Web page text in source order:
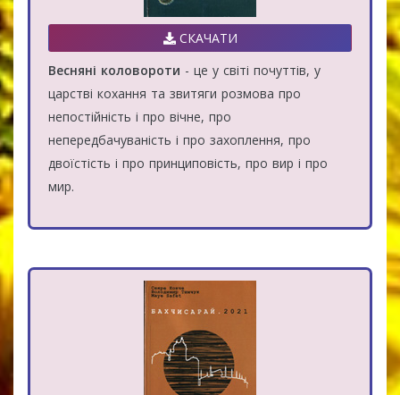
СКАЧАТИ
Весняні коловороти - це у світі почуттів, у
царстві кохання та звитяги розмова про
непостійність і про вічне, про
непередбачуваність і про захоплення, про
двоїстість і про принциповість, про вир і про
мир.